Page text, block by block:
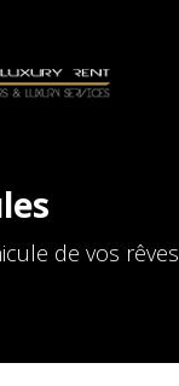
de vos rêves